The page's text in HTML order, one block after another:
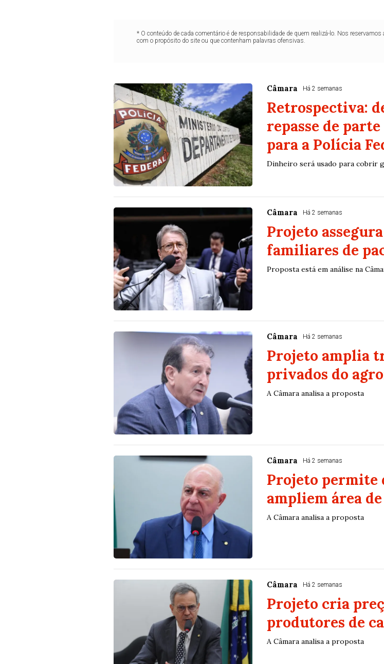
* O conteúdo de cada comentário é de responsabilidade de quem realizá-lo. Nos
com o propósito do site ou que contenham palavras ofensivas.
Câmara Há 2 semanas
Retrospectiva:
repasse de
para a Polícia
Dinheiro será usado para cobrir
Câmara Há 2 semanas
Projeto
familiares de
Proposta está em análise na
Câmara Há 2 semanas
Projeto amplia
privados do
A Câmara analisa a proposta
Câmara Há 2 semanas
Projeto permite
ampliem área
A Câmara analisa a proposta
Câmara Há 2 semanas
Projeto cria
produtores de
A Câmara analisa a proposta